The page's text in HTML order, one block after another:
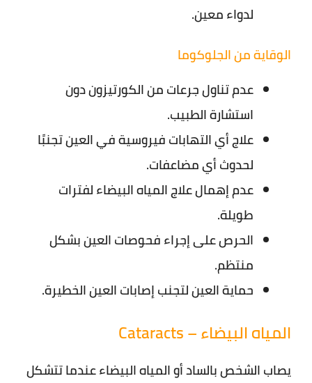
لدواء معين.
الوقاية من الجلوكوما
عدم تناول جرعات من الكورتيزون دون
استشارة الطبيب.
علاج أي التهابات فيروسية في العين تجنبًا
لحدوث أي مضاعفات.
عدم إهمال علاج المياه البيضاء لفترات
طويلة.
الحرص على إجراء فحوصات العين بشكل
منتظم.
حماية العين لتجنب إصابات العين الخطيرة.
المياه البيضاء – Cataracts
يصاب الشخص بالساد أو المياه البيضاء عندما تتشكل